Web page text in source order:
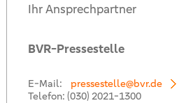
Ihr Ansprechpartner
BVR-Pressestelle
E-Mail:
pressestelle@bvr.de
Telefon: (030) 2021-1300